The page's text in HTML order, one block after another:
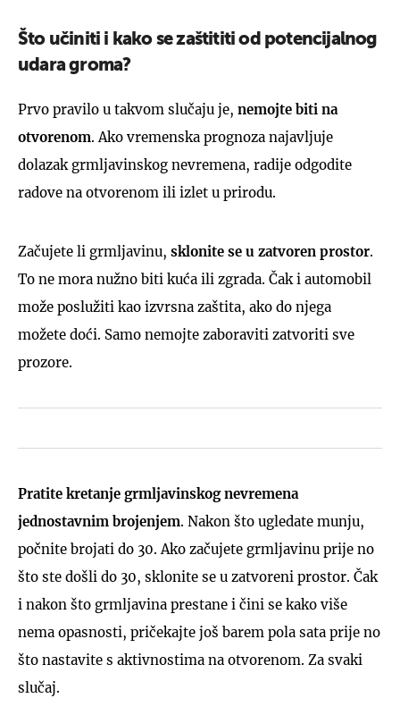
Što učiniti i kako se zaštititi od potencijalnog
udara groma?
Prvo pravilo u takvom slučaju je, nemojte biti na
otvorenom. Ako vremenska prognoza najavljuje
dolazak grmljavinskog nevremena, radije odgodite
radove na otvorenom ili izlet u prirodu.
Začujete li grmljavinu, sklonite se u zatvoren prostor.
To ne mora nužno biti kuća ili zgrada. Čak i automobil
može poslužiti kao izvrsna zaštita, ako do njega
možete doći. Samo nemojte zaboraviti zatvoriti sve
prozore.
Pratite kretanje grmljavinskog nevremena
jednostavnim brojenjem. Nakon što ugledate munju,
počnite brojati do 30. Ako začujete grmljavinu prije no
što ste došli do 30, sklonite se u zatvoreni prostor. Čak
i nakon što grmljavina prestane i čini se kako više
nema opasnosti, pričekajte još barem pola sata prije no
što nastavite s aktivnostima na otvorenom. Za svaki
slučaj.